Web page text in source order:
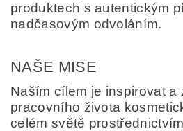
produktech s autentickým
nadčasovým odvoláním.
NAŠE MISE
Naším cílem je inspirovat a
pracovního života
celém světě